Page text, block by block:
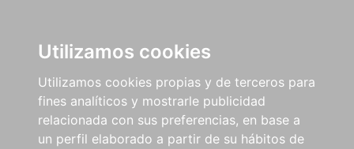
Utilizamos cookies
Utilizamos cookies propias y de terceros para
fines analíticos y mostrarle publicidad
relacionada con sus preferencias, en base a
un perfil elaborado a partir de su hábitos de